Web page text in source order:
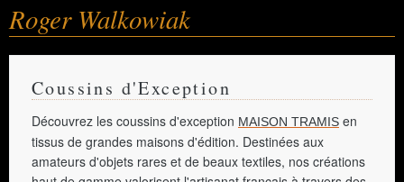
Roger Walkowiak
Coussins d'Exception
Découvrez les coussins d'exception MAISON TRAMIS en
tissus de grandes maisons d'édition. Destinées aux
amateurs d'objets rares et de beaux textiles, nos créations